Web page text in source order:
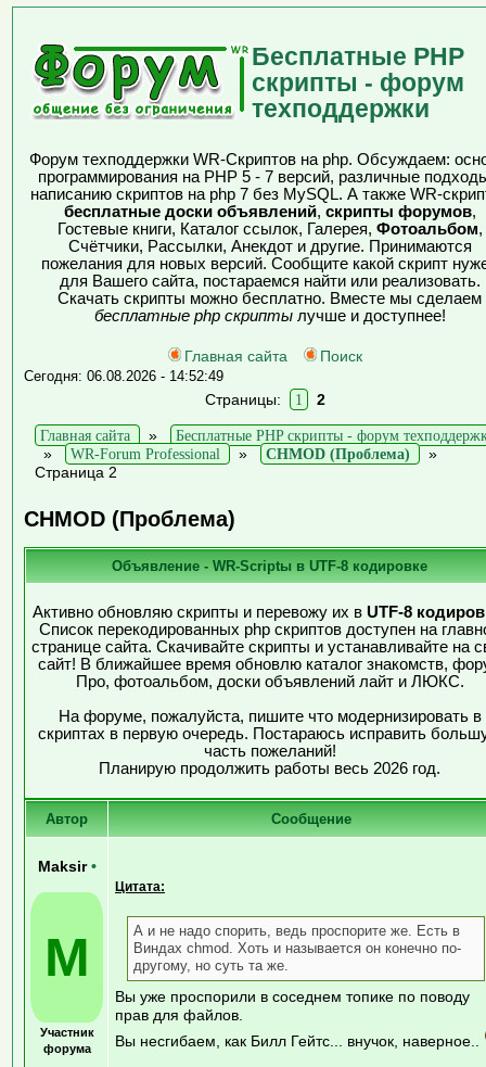
Бесплатные PHP
скрипты - форум
техподдержки
Форум техподдержки WR-Скриптов на php. Обсуждаем:
программирования на PHP 5 - 7 версий, различные
написанию скриптов на php 7 без MySQL. А также WR-
бесплатные доски объявлений, скрипты форумов,
Гостевые книги, Каталог ссылок, Галерея, Фотоальбом,
Счётчики, Рассылки, Анекдот и другие. Принимаются
пожелания для новых версий. Сообщите какой скрипт
для Вашего сайта, постараемся найти или реализовать.
Скачать скрипты можно бесплатно. Вместе мы сделаем
бесплатные php скриптылучше и доступнее!
Главная сайта Поиск
Сегодня: 06.08.2026 - 14:52:49
Страницы: 1 2
Главная сайта »
Бесплатные PHP скрипты - форум
»
WR-Forum Professional » CHMOD (Проблема)
»
Страница 2
CHMOD (Проблема)
Объявление - WR-Scriptы в UTF-8 кодировке
Активно обновляю скрипты и перевожу их в UTF-8
Список перекодированных php скриптов доступен на
странице сайта. Скачивайте скрипты и устанавливайте на
сайт! В ближайшее время обновлю каталог знакомств,
Про, фотоальбом, доски объявлений лайт и ЛЮКС.
На форуме, пожалуйста, пишите что модернизировать в
скриптах в первую очередь. Постараюсь исправить
часть пожеланий!
Планирую продолжить работы весь 2026 год.
Автор Сообщение
Maksir •
M
Участник
форума
Цитата:
А и не надо спорить, ведь проспорите же. Есть в
Виндах chmod. Хоть и называется он конечно по-
другому, но суть та же.
Вы уже проспорили в соседнем топике по поводу
прав для файлов.
Вы несгибаем, как Билл Гейтс... внучок, наверное..